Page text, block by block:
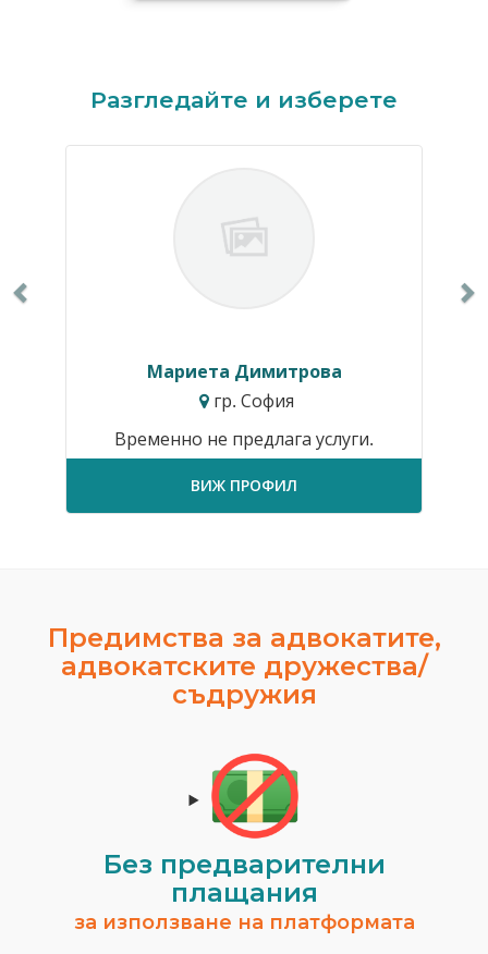
Разгледайте и изберете
Мариета Димитрова
гр. София
Временно не предлага услуги.
ВИЖ ПРОФИЛ
Предимства за адвокатите,
адвокатските дружества/
съдружия
Без предварителни
плащания
за използване на платформата